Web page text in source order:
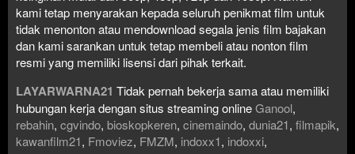
kami tetap menyarakan kepada seluruh penikmat film untuk
tidak menonton atau mendownload segala jenis film bajakan
dan kami sarankan untuk tetap membeli atau nonton film
resmi yang memiliki lisensi dari pihak terkait.
LAYARWARNA21 Tidak pernah bekerja sama atau memiliki
hubungan kerja dengan situs streaming onlineGanool,
rebahin, cgvindo, bioskopkeren, cinemaindo, dunia21, filmapik,
kawanfilm21, Fmoviez, FMZM, indoxx1, indoxxi,